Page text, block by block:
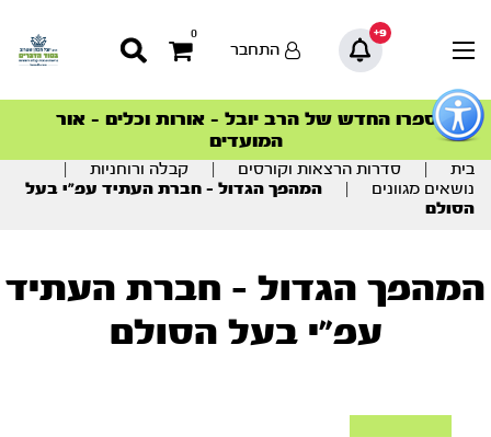
כפתור
לפתיחת
תפריט
9+
0
התחבר
סדרות הפודקאסטים
הסדרה המובילה החודש – דרך המלך
ספרו החדש של הרב יובל – אורות וכלים – אור
המועדים
הצטרפו למהפכת הבריאות הטבעית >
סדרות הפודקאסטים
הסדרה המובילה החודש – דרך המלך
תוכן
מרכזי
בית סדרות הרצאות וקורסים קבלה ורוחניות
נושאים מגוונים
המהפך הגדול – חברת העתיד עפ”י בעל
הסולם
המהפך הגדול - חברת העתיד
עפ"י בעל הסולם